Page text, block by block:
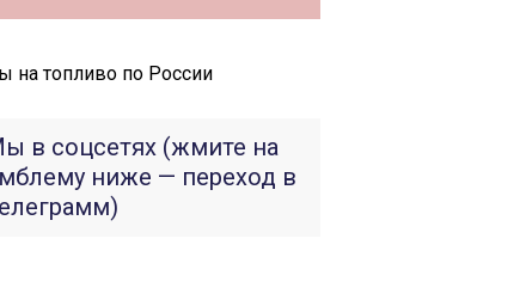
на топливо по России
в соцсетях (жмите на
ниже — переход в